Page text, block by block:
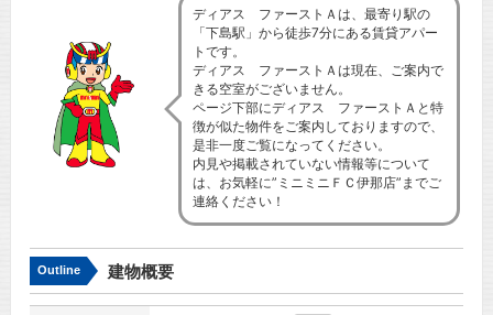
ディアス ファーストＡは、最寄り駅の
「下島駅」から徒歩7分にある賃貸アパー
トです。
ディアス ファーストＡは現在、ご案内で
きる空室がございません。
ページ下部にディアス ファーストＡと特
徴が似た物件をご案内しておりますので、
是非一度ご覧になってください。
内見や掲載されていない情報等について
は、お気軽に”ミニミニＦＣ伊那店”までご
連絡ください！
Outline 建物概要